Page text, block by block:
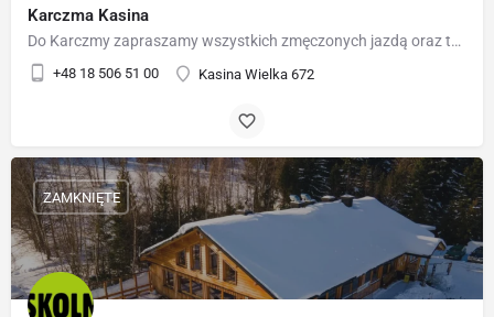
Karczma Kasina
Do Karczmy zapraszamy wszystkich zmęczonych jazdą oraz tych, którzy w towarzystwie pragną spędzić wolny czas.…
+48 18 506 51 00 Kasina Wielka 672
ZAMKNIĘTE